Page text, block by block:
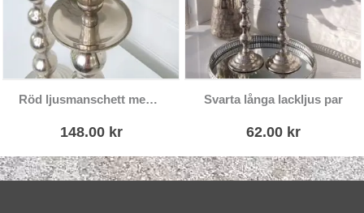
Röd ljusmanschett med små pärlor
148.00 kr
Svarta långa lackljus par
62.00 kr